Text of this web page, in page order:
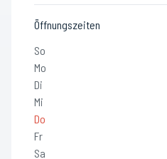
Öffnungszeiten
So
Mo
Di
Mi
Do
Fr
Sa